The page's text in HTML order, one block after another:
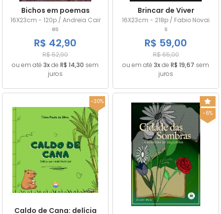
Bichos em poemas
16X23cm - 120p / Andreia Cair
es
R$ 42,90
R$ 52,90
ou em até 3xde R$ 14,30 sem
juros
Brincar de Viver
16X23cm - 218p / Fabio Novai
s
R$ 59,00
R$ 65,00
ou em até 3xde R$ 19,67 sem
juros
-30%
Caldo de Cana: delícia
-6%